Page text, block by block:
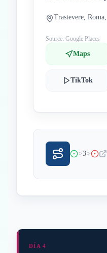
Trastevere,
Source: Google Places
Maps
TikTok
>3>
DÍA 4